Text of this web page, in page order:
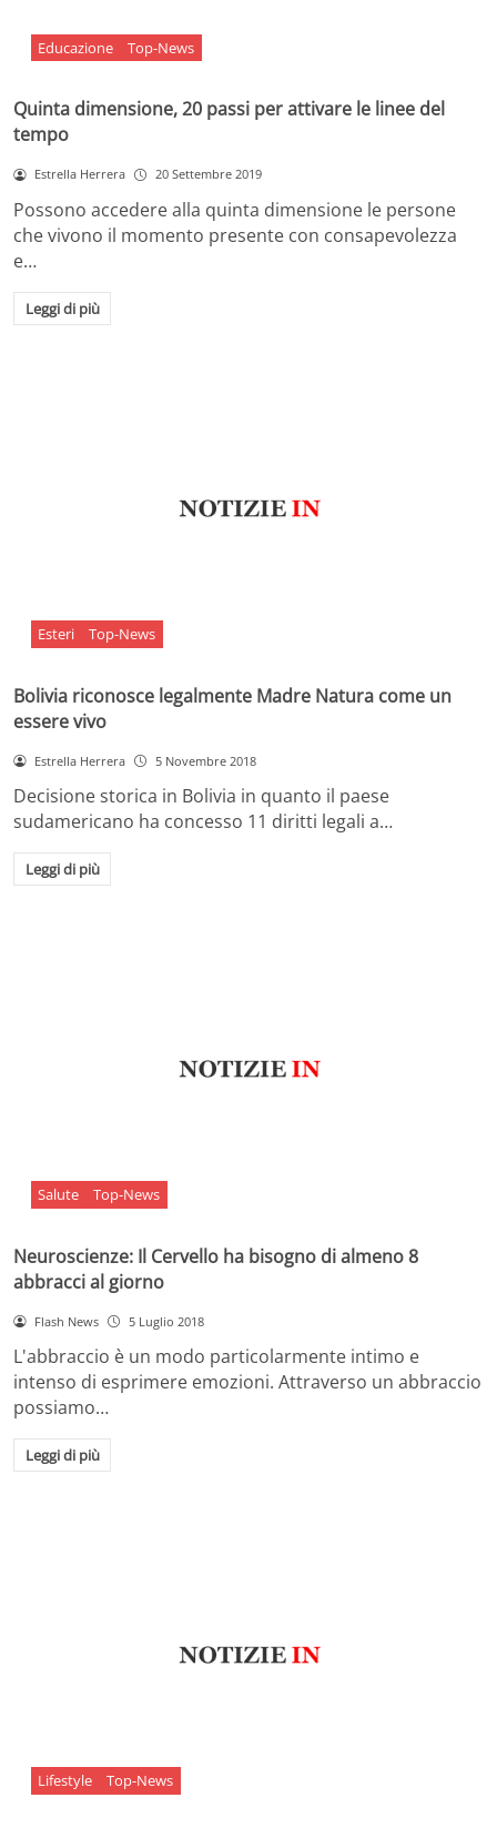
Educazione Top-News
Quinta dimensione, 20 passi per attivare le linee del
tempo
Estrella Herrera 20 Settembre 2019
Possono accedere alla quinta dimensione le persone
che vivono il momento presente con consapevolezza
e…
Leggi di più
Esteri Top-News
Bolivia riconosce legalmente Madre Natura come un
essere vivo
Estrella Herrera 5 Novembre 2018
Decisione storica in Bolivia in quanto il paese
sudamericano ha concesso 11 diritti legali a…
Leggi di più
Salute Top-News
Neuroscienze: Il Cervello ha bisogno di almeno 8
abbracci al giorno
Flash News 5 Luglio 2018
L'abbraccio è un modo particolarmente intimo e
intenso di esprimere emozioni. Attraverso un abbraccio
possiamo…
Leggi di più
Lifestyle Top-News